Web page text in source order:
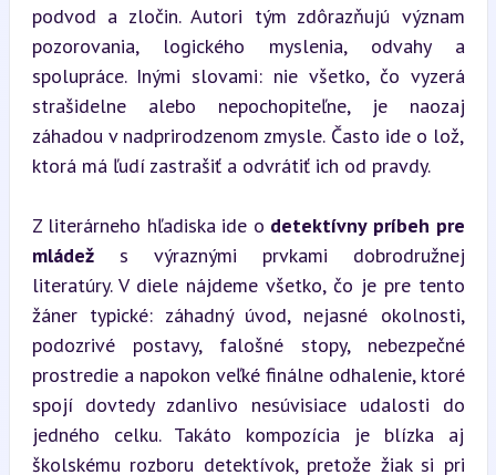
podvod a zločin. Autori tým zdôrazňujú význam
pozorovania, logického myslenia, odvahy a
spolupráce. Inými slovami: nie všetko, čo vyzerá
strašidelne alebo nepochopiteľne, je naozaj
záhadou v nadprirodzenom zmysle. Často ide o lož,
ktorá má ľudí zastrašiť a odvrátiť ich od pravdy.
Z literárneho hľadiska ide o detektívny príbeh pre
mládež s výraznými prvkami dobrodružnej
literatúry. V diele nájdeme všetko, čo je pre tento
žáner typické: záhadný úvod, nejasné okolnosti,
podozrivé postavy, falošné stopy, nebezpečné
prostredie a napokon veľké finálne odhalenie, ktoré
spojí dovtedy zdanlivo nesúvisiace udalosti do
jedného celku. Takáto kompozícia je blízka aj
školskému rozboru detektívok, pretože žiak si pri